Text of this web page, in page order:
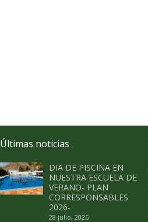
Últimas noticias
DIA DE PISCINA EN
NUESTRA ESCUELA DE
VERANO- PLAN
CORRESPONSABLES
2026-
28 julio, 2026